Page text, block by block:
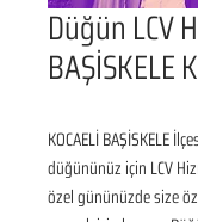
Düğün LCV
BAŞİSKELE
KOCAELİ BAŞİSKELE
düğününüz için LCV
özel gününüzde size